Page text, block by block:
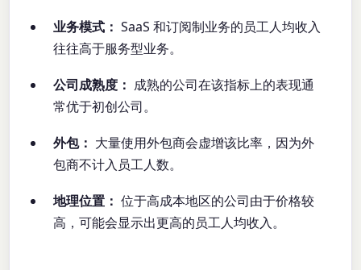
业务模式： SaaS 和订阅制业务的员工人均收入
往往高于服务型业务。
公司成熟度： 成熟的公司在该指标上的表现通
常优于初创公司。
外包： 大量使用外包商会虚增该比率，因为外
包商不计入员工人数。
地理位置： 位于高成本地区的公司由于价格较
高，可能会显示出更高的员工人均收入。